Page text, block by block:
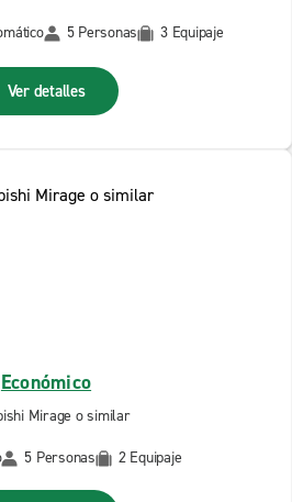
5 Personas 3 Equipaje
Ver detalles
Económico
Mirage o similar
5 Personas 2 Equipaje